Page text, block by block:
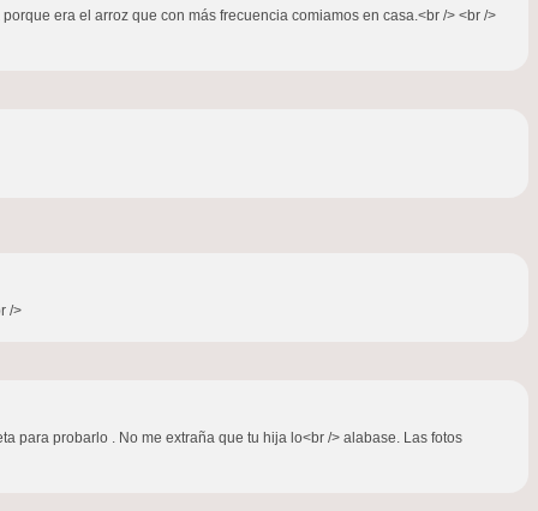
era el arroz que con más frecuencia comiamos en casa.<br /> <br />
/>
para probarlo . No me extraña que tu hija lo<br /> alabase. Las fotos